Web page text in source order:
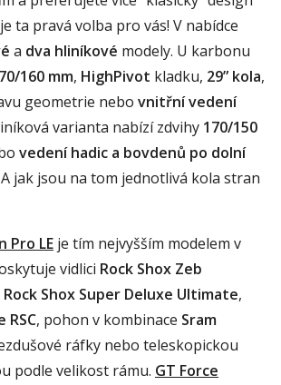
je ta pravá volba pro vás! V nabídce
a dva hliníkové modely. U karbonu
160 mm, HighPivot kladku, 29” kola,
geometrie nebo vnitřní vedení
varianta nabízí zdvihy 170/150
vedení hadic a bovdenů po dolní
jak jsou na tom jednotlivá kola stran
Pro LE je tím nejvyšším modelem v
vidlici Rock Shox Zeb
Rock Shox Super Deluxe Ultimate,
RSC, pohon v kombinace Sram
ráfky nebo teleskopickou
podle velikost rámu. GT Force